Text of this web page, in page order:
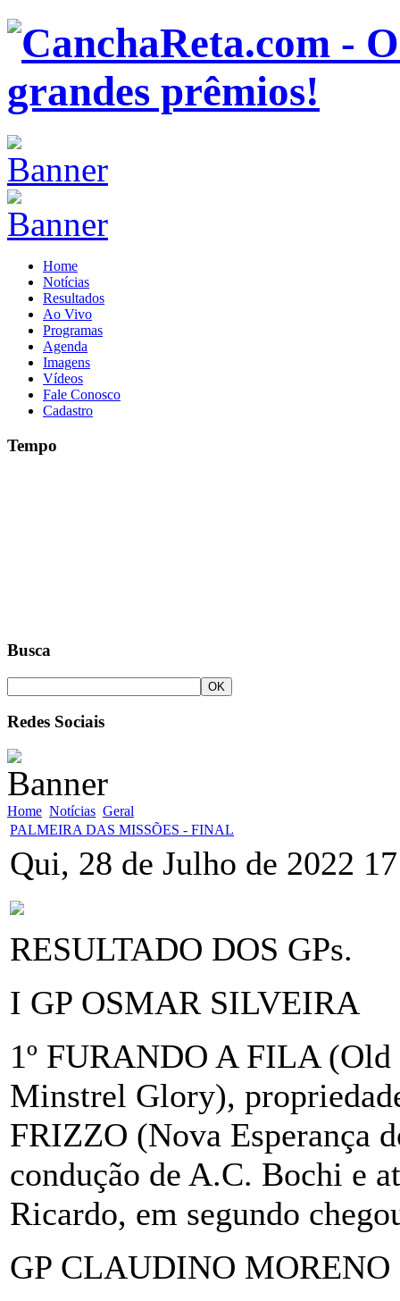
Home
Notícias
Resultados
Ao Vivo
Programas
Agenda
Imagens
Vídeos
Fale Conosco
Cadastro
Tempo
Busca
Redes Sociais
Home Notícias Geral
PALMEIRA DAS MISSÕES - FINAL
Qui, 28 de Julho de 2022
RESULTADO DOS GPs.
I GP OSMAR SILVEIRA
1º FURANDO A FILA
Minstrel Glory),
FRIZZO (Nova Esperança
condução de A.C. Bochi e
Ricardo, em segundo
GP CLAUDINO